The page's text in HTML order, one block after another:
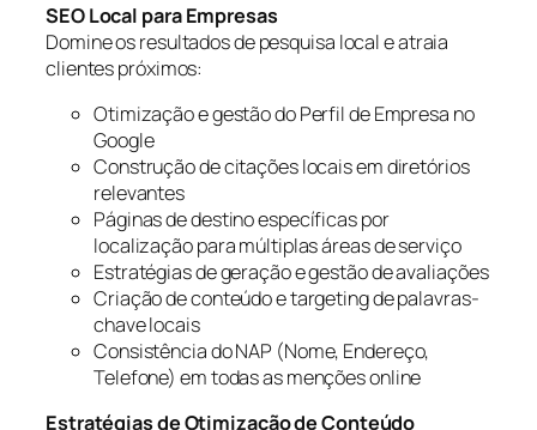
SEO Local para Empresas
Domine os resultados de pesquisa local e atraia
clientes próximos:
Otimização e gestão do Perfil de Empresa no
Google
Construção de citações locais em diretórios
relevantes
Páginas de destino específicas por
localização para múltiplas áreas de serviço
Estratégias de geração e gestão de avaliações
Criação de conteúdo e targeting de palavras-
chave locais
Consistência do NAP (Nome, Endereço,
Telefone) em todas as menções online
Estratégias de Otimização de Conteúdo